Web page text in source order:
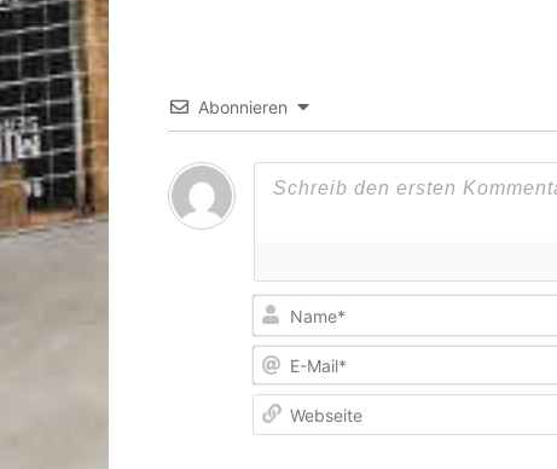
Abonnieren